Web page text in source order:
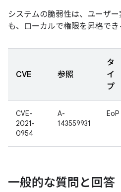
システムの脆弱性は、ユーザ
も、ローカルで権限を昇格でき
CVE 参照
タ
イ
プ
CVE-
2021-
0954
A-
143559931
EoP
一般的な質問と回答